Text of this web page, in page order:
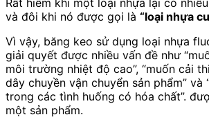
và đôi khi nó được gọi là “loại nhựa
Vì vậy, băng keo sử dụng loại nhựa
giải quyết được nhiều vấn đề như
môi trường nhiệt độ cao”, “muốn cải
dây chuyền vận chuyển sản phẩm” và
trong các tình huống có hóa chất”.
một sản phẩm.